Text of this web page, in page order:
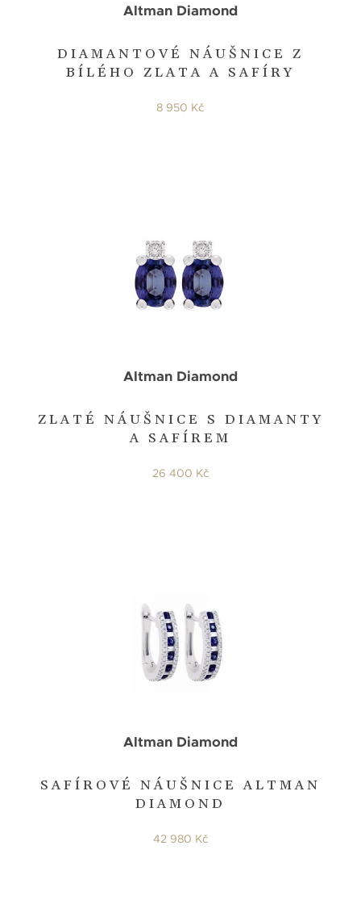
DIAMANTOVÉ NÁUŠNICE Z
BÍLÉHO ZLATA A SAFÍRY
Altman Diamond
8 950 Kč
ZLATÉ NÁUŠNICE S DIAMANTY
A SAFÍREM
Altman Diamond
26 400 Kč
SAFÍROVÉ NÁUŠNICE ALTMAN
DIAMOND
Altman Diamond
42 980 Kč